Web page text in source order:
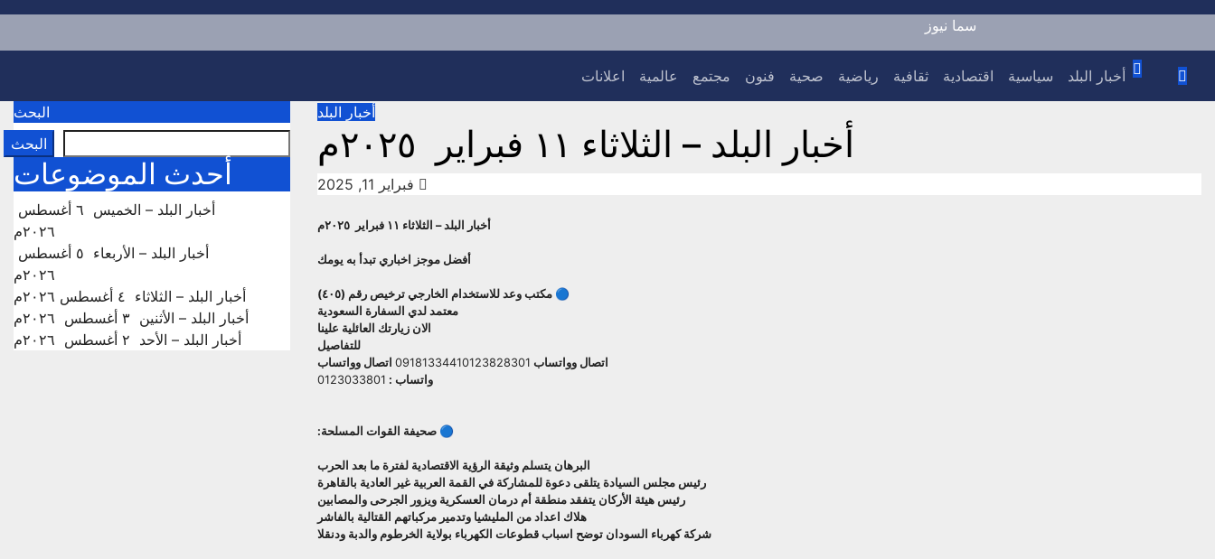
سما نيوز
أخبار البلد سياسية اقتصادية ثقافية رياضية صحية فنون مجتمع عالمية
اعلانات
أخبار البلد
أخبار البلد – الثلاثاء ١١ فبراير ٢٠٢٥م
فبراير 11, 2025
أخبار البلد – الثلاثاء ١١ فبراير ٢٠٢٥م
أفضل موجز اخباري تبدأ به يومك
🔵 مكتب وعد للاستخدام الخارجي ترخيص رقم (٤٠٥)
معتمد لدي السفارة السعودية
الان زيارتك العائلية علينا
للتفاصيل
اتصال وواتساب 09181334410123828301 اتصال وواتساب
واتساب : 0123033801
🔵 صحيفة القوات المسلحة:
البرهان يتسلم وثيقة الرؤية الاقتصادية لفترة ما بعد الحرب
رئيس مجلس السيادة يتلقى دعوة للمشاركة في القمة العربية غير العادية بالقاهرة
رئيس هيئة الأركان يتفقد منطقة أم درمان العسكرية ويزور الجرحى والمصابين
هلاك اعداد من المليشيا وتدمير مركباتهم القتالية بالفاشر
شركة كهرباء السودان توضح اسباب قطوعات الكهرباء بولاية الخرطوم والدبة ودنقلا
البحث
البحث
أحدث الموضوعات
أخبار البلد – الخميس ٦ أغسطس
٢٠٢٦م
أخبار البلد – الأربعاء ٥ أغسطس
٢٠٢٦م
أخبار البلد – الثلاثاء ٤ أغسطس ٢٠٢٦م
أخبار البلد – الأثنين ٣ أغسطس ٢٠٢٦م
أخبار البلد – الأحد ٢ أغسطس ٢٠٢٦م